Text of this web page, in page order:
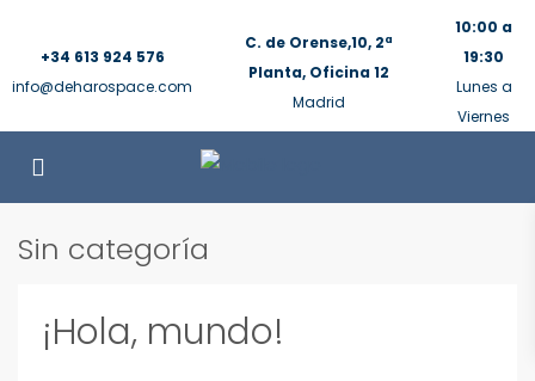
+34 613 924 576
info@deharospace.com
C. de Orense,10, 2ª
Planta, Oficina 12
Madrid
10:00 a
19:30
Lunes a
Viernes
Sin categoría
¡Hola, mundo!